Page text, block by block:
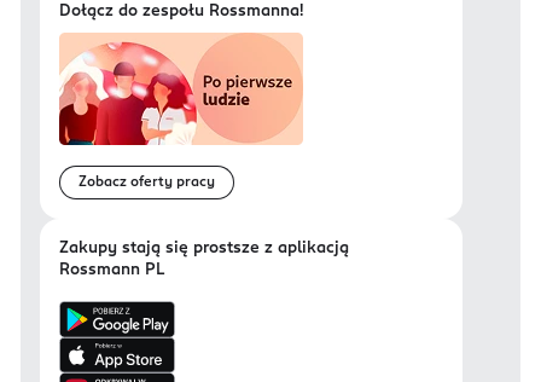
Dołącz do zespołu Rossmanna!
Zobacz oferty pracy
Zakupy stają się prostsze z aplikacją
Rossmann PL